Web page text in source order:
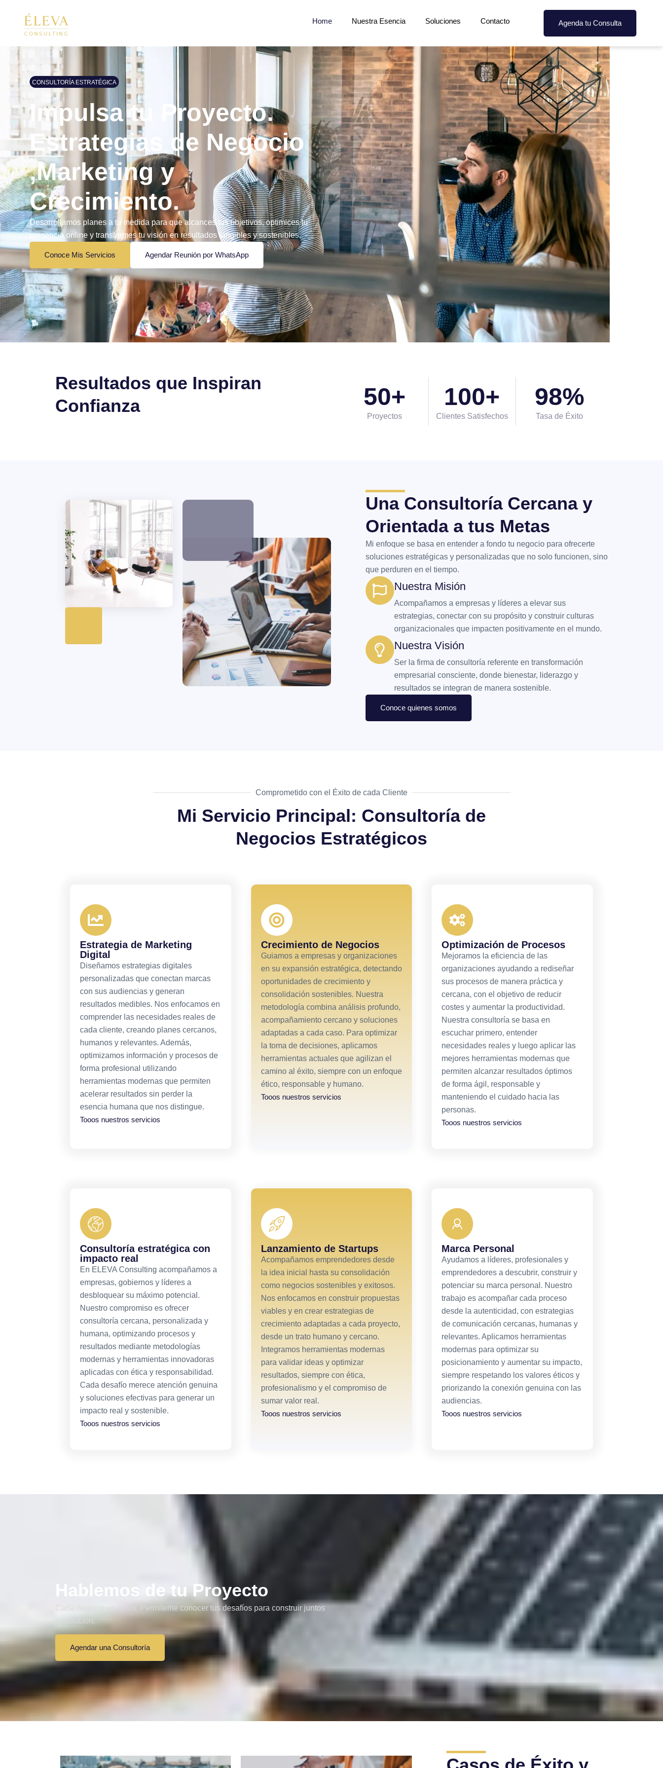
Home Nuestra Esencia Soluciones Contacto Agenda tu Consulta
CONSULTORÍA ESTRATÉGICA
Impulsa tu Proyecto.
Estrategias de Negocio
,Marketing y
Crecimiento.
Desarrollamos planes a tu medida para que alcances tus objetivos, optimices tu
presencia online y transformes tu visión en resultados tangibles y sostenibles.
Conoce Mis Servicios Agendar Reunión por WhatsApp
Resultados que Inspiran
Confianza
Proyectos
50+
Clientes Satisfechos
100+
Tasa de Éxito
98%
Una Consultoría Cercana y
Orientada a tus Metas
Mi enfoque se basa en entender a fondo tu negocio para ofrecerte
soluciones estratégicas y personalizadas que no solo funcionen, sino
que perduren en el tiempo.
Nuestra Misión
Acompañamos a empresas y líderes a elevar sus
estrategias, conectar con su propósito y construir culturas
organizacionales que impacten positivamente en el mundo.
Nuestra Visión
Ser la firma de consultoría referente en transformación
empresarial consciente, donde bienestar, liderazgo y
resultados se integran de manera sostenible.
Conoce quienes somos
Comprometido con el Éxito de cada Cliente
Mi Servicio Principal: Consultoría de
Negocios Estratégicos
Estrategia de Marketing
Digital
Diseñamos estrategias digitales
personalizadas que conectan marcas
con sus audiencias y generan
resultados medibles. Nos enfocamos en
comprender las necesidades reales de
cada cliente, creando planes cercanos,
humanos y relevantes. Además,
optimizamos información y procesos de
forma profesional utilizando
herramientas modernas que permiten
acelerar resultados sin perder la
esencia humana que nos distingue.
Tooos nuestros servicios
Crecimiento de Negocios
Guiamos a empresas y organizaciones
en su expansión estratégica, detectando
oportunidades de crecimiento y
consolidación sostenibles. Nuestra
metodología combina análisis profundo,
acompañamiento cercano y soluciones
adaptadas a cada caso. Para optimizar
la toma de decisiones, aplicamos
herramientas actuales que agilizan el
camino al éxito, siempre con un enfoque
ético, responsable y humano.
Tooos nuestros servicios
Optimización de Procesos
Mejoramos la eficiencia de las
organizaciones ayudando a rediseñar
sus procesos de manera práctica y
cercana, con el objetivo de reducir
costes y aumentar la productividad.
Nuestra consultoría se basa en
escuchar primero, entender
necesidades reales y luego aplicar las
mejores herramientas modernas que
permiten alcanzar resultados óptimos
de forma ágil, responsable y
manteniendo el cuidado hacia las
personas.
Tooos nuestros servicios
Consultoría estratégica con
impacto real
En ELEVA Consulting acompañamos a
empresas, gobiernos y líderes a
desbloquear su máximo potencial.
Nuestro compromiso es ofrecer
consultoría cercana, personalizada y
humana, optimizando procesos y
resultados mediante metodologías
modernas y herramientas innovadoras
aplicadas con ética y responsabilidad.
Cada desafío merece atención genuina
y soluciones efectivas para generar un
impacto real y sostenible.
Tooos nuestros servicios
Lanzamiento de Startups
Acompañamos emprendedores desde
la idea inicial hasta su consolidación
como negocios sostenibles y exitosos.
Nos enfocamos en construir propuestas
viables y en crear estrategias de
crecimiento adaptadas a cada proyecto,
desde un trato humano y cercano.
Integramos herramientas modernas
para validar ideas y optimizar
resultados, siempre con ética,
profesionalismo y el compromiso de
sumar valor real.
Tooos nuestros servicios
Marca Personal
Ayudamos a líderes, profesionales y
emprendedores a descubrir, construir y
potenciar su marca personal. Nuestro
trabajo es acompañar cada proceso
desde la autenticidad, con estrategias
de comunicación cercanas, humanas y
relevantes. Aplicamos herramientas
modernas para optimizar su
posicionamiento y aumentar su impacto,
siempre respetando los valores éticos y
priorizando la conexión genuina con las
audiencias.
Tooos nuestros servicios
Hablemos de tu Proyecto
Cada negocio es único. Permíteme conocer tus desafíos para construir juntos
la solución.
Agendar una Consultoría